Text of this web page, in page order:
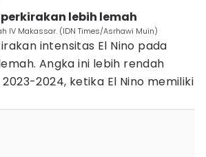
lebih lemah
IV Makassar. (IDN Times/Asrhawi Muin)
intensitas El Nino pada
Angka ini lebih rendah
2024, ketika El Nino memiliki